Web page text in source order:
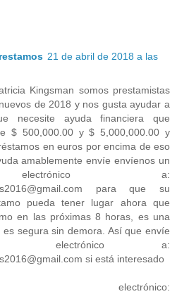
21 de abril de 2018 a las
Kingsman somos prestamistas
de 2018 y nos gusta ayudar a
necesite ayuda financiera que
$ 500,000.00 y $ 5,000,000.00 y
en euros por encima de eso
amablemente envíe envíenos un
a:
para que su
pueda tener lugar ahora que
en las próximas 8 horas, es una
segura sin demora. Así que envíe
electrónico a:
si está interesado
electrónico: